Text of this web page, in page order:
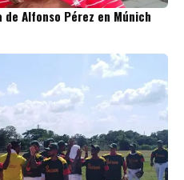
Alfonso Pérez en Múnich